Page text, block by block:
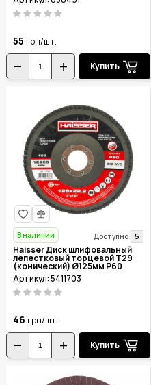
830491
55 грн/шт.
Купить
В наличии Доступно: 5
Haisser Диск шлифовальный
лепестковый торцевой Т29
(конический) Ø125мм P60
5411703
Артикул: 5411703
46 грн/шт.
Купить